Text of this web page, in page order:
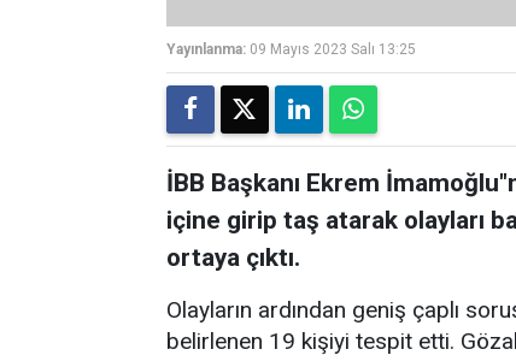
Yayınlanma: 09 Mayıs 2023 Salı 13:25
İBB Başkanı Ekrem
içine girip taş atarak olayları
ortaya çıktı.
Olayların ardından geniş çaplı
belirlenen 19 kişiyi tespit etti.